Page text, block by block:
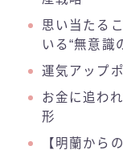
思い当たる
いる“無意識
運気アップ
お金に追わ
形
【明蘭から